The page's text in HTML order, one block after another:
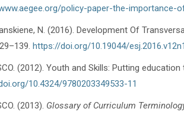
policy-paper-the-
N. (2016). Development Of
https://doi.org/10.19044/
(2012). Youth and Skills: Putting
10.4324/9780203349533-11
(2013). Glossary of Curriculum